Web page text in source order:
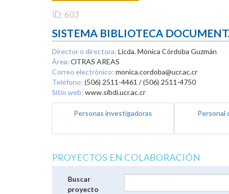
ID: 603
SISTEMA BIBLIOTECA
Director o directora: Licda. Mónica Córdoba Guzmán
Área: OTRAS AREAS
Correo electrónico: monica.cordoba@ucr.ac.cr
Teléfono: (506) 2511-4461 / (506) 2511-4750
Sitio web: www.sibdi.ucr.ac.cr
Personas investigadoras Personal
PROYECTOS EN COLABORACIÓN
Buscar
proyecto